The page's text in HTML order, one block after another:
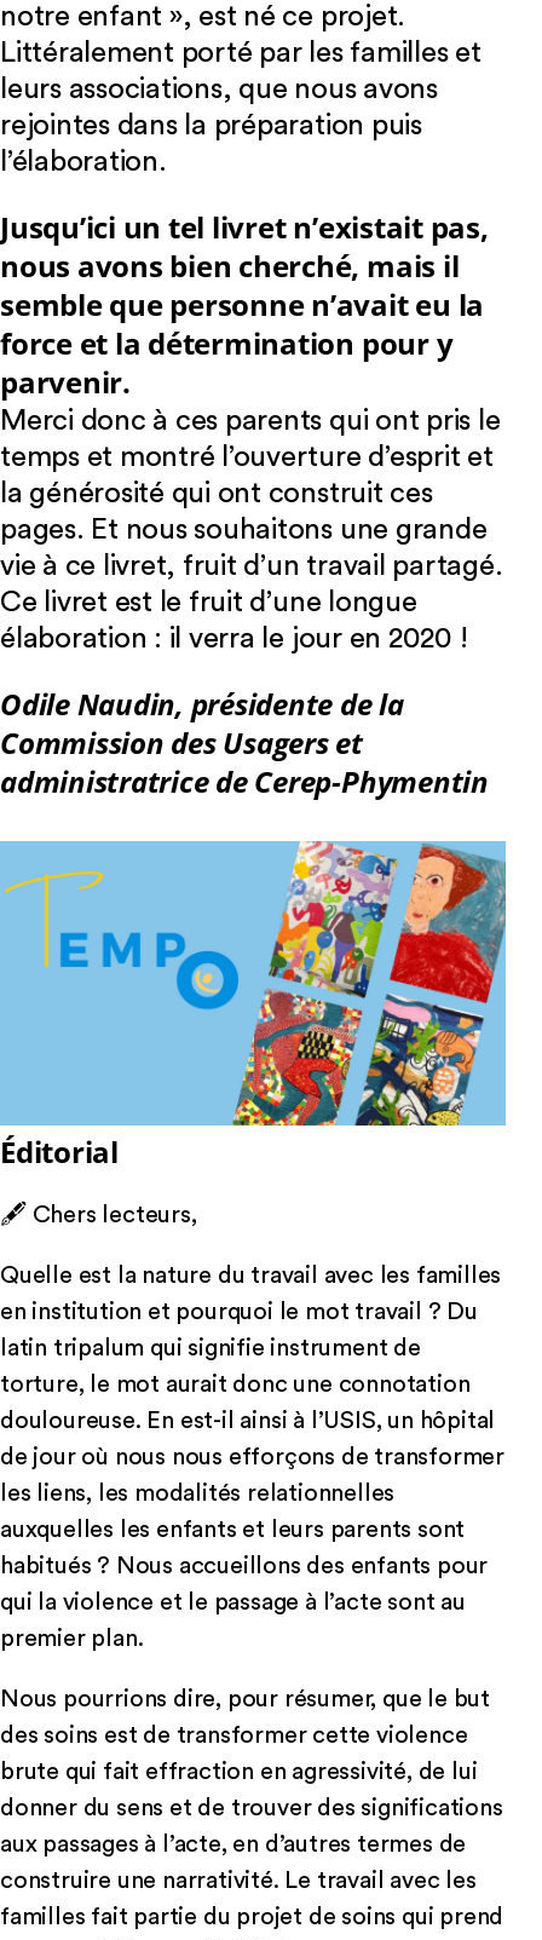
notre enfant », est né ce projet.
Littéralement porté par les familles et
leurs associations, que nous avons
rejointes dans la préparation puis
l’élaboration.
Jusqu’ici un tel livret n’existait pas,
nous avons bien cherché, mais il
semble que personne n’avait eu la
force et la détermination pour y
parvenir.
Merci donc à ces parents qui ont pris le
temps et montré l’ouverture d’esprit et
la générosité qui ont construit ces
pages. Et nous souhaitons une grande
vie à ce livret, fruit d’un travail partagé.
Ce livret est le fruit d’une longue
élaboration : il verra le jour en 2020 !
Odile Naudin, présidente de la
Commission des Usagers et
administratrice de Cerep-Phymentin
Éditorial
🖋 Chers lecteurs,
Quelle est la nature du travail avec les familles
en institution et pourquoi le mot travail ? Du
latin tripalum qui signifie instrument de
torture, le mot aurait donc une connotation
douloureuse. En est-il ainsi à l’USIS, un hôpital
de jour où nous nous efforçons de transformer
les liens, les modalités relationnelles
auxquelles les enfants et leurs parents sont
habitués ? Nous accueillons des enfants pour
qui la violence et le passage à l’acte sont au
premier plan.
Nous pourrions dire, pour résumer, que le but
des soins est de transformer cette violence
brute qui fait effraction en agressivité, de lui
donner du sens et de trouver des significations
aux passages à l’acte, en d’autres termes de
construire une narrativité. Le travail avec les
familles fait partie du projet de soins qui prend